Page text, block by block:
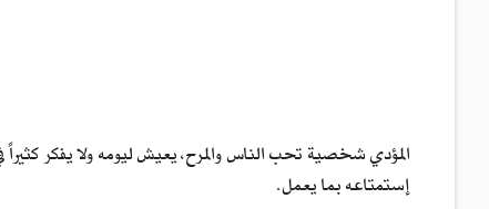
المؤدي شخصية تحب الناس والمرح، يعيش ليومه ولا يفكر
إستمتاعه بما يعمل.